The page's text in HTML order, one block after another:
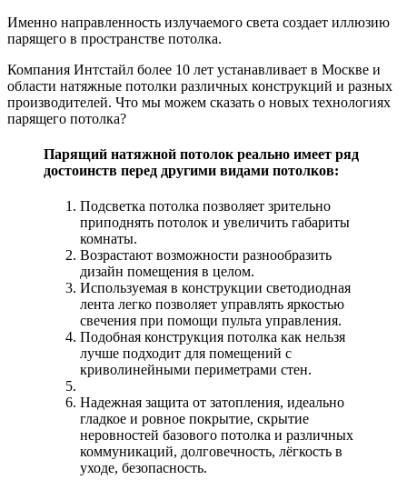
Именно направленность излучаемого света создает иллюзию
парящего в пространстве потолка.
Компания Интстайл более 10 лет устанавливает в Москве и
области натяжные потолки различных конструкций и разных
производителей. Что мы можем сказать о новых технологиях
парящего потолка?
Парящий натяжной потолок реально имеет ряд
достоинств перед другими видами потолков:
Подсветка потолка позволяет зрительно
приподнять потолок и увеличить габариты
комнаты.
Возрастают возможности разнообразить
дизайн помещения в целом.
Используемая в конструкции светодиодная
лента легко позволяет управлять яркостью
свечения при помощи пульта управления.
Подобная конструкция потолка как нельзя
лучше подходит для помещений с
криволинейными периметрами стен.
Надежная защита от затопления, идеально
гладкое и ровное покрытие, скрытие
неровностей базового потолка и различных
коммуникаций, долговечность, лёгкость в
уходе, безопасность.